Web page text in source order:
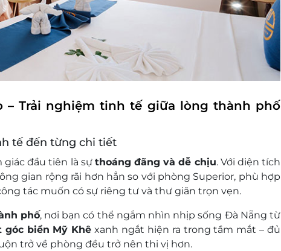
02 khách
Voucher/e-Coupon
trị quy đổi thành tiền mặt, không trả lại tiền thừa
trình khuyến mại khác
– Trải nghiệm tinh tế giữa lòng thành phố
tế đến từng chi tiết
giác đầu tiên là sự thoáng đãng và dễ chịu. Với diện tích
gian rộng rãi hơn hẳn so với phòng Superior, phù hợp
tác muốn có sự riêng tư và thư giãn trọn vẹn.
phố, nơi bạn có thể ngắm nhìn nhịp sống Đà Nẵng từ
góc biển Mỹ Khê xanh ngắt hiện ra trong tầm mắt – đủ
trở về phòng đều trở nên thi vị hơn.